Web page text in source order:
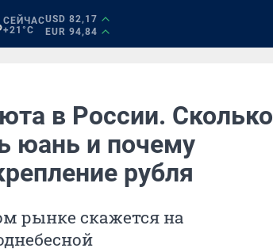
СЕЙЧАС
+21°C
USD 82,17
EUR 94,84
в России. Сколько
юань и почему
рубля
рынке скажется на